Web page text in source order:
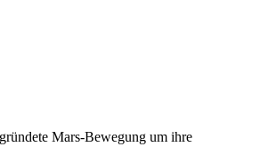
Mars-Bewegung um ihre